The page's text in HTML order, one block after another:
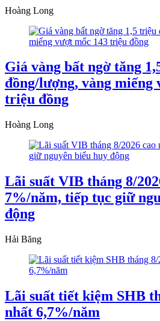
Hoàng Long
Giá vàng bất ngờ tăng
đồng/lượng, vàng miếng
triệu đồng
Hoàng Long
Lãi suất VIB tháng 8/
7%/năm, tiếp tục giữ
động
Hải Băng
Lãi suất tiết kiệm SHB
nhất 6,7%/năm